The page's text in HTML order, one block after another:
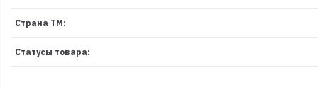
Страна ТМ:
Статусы товара: